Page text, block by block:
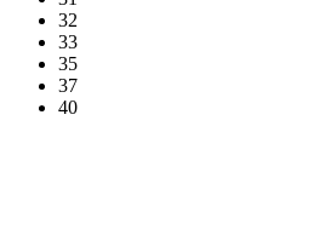
32
33
35
37
40